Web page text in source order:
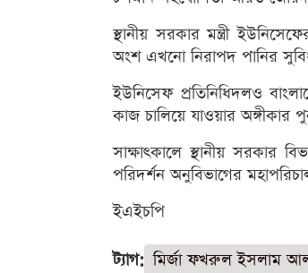
স্থানীয় সরকার মন্ত্রী
অংশ এখনো নিরাপদ পানির
ইউনিসেফ প্রতিনিধিদলও
কাজ চালিয়ে যাওয়ার অঙ্গীকার
সাক্ষাৎকালে স্থানীয় সরকার
পরিদর্শন অনুবিভাগের
ইএইচপি
ট্যাগ: মির্জা ফখরুল ইসলাম